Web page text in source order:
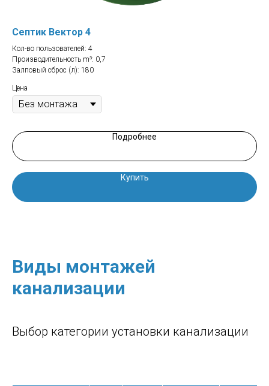
Септик Вектор 4
Кол-во пользователей: 4
Производительность m³: 0,7
Залповый сброс (л): 180
Цена
Подробнее
Купить
Виды монтажей
канализации
Выбор категории установки канализации